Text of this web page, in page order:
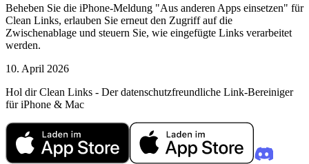
Beheben Sie die iPhone-Meldung "Aus anderen Apps einsetzen" für
Clean Links, erlauben Sie erneut den Zugriff auf die
Zwischenablage und steuern Sie, wie eingefügte Links verarbeitet
werden.
10. April 2026
Hol dir Clean Links - Der datenschutzfreundliche Link-Bereiniger
für iPhone & Mac